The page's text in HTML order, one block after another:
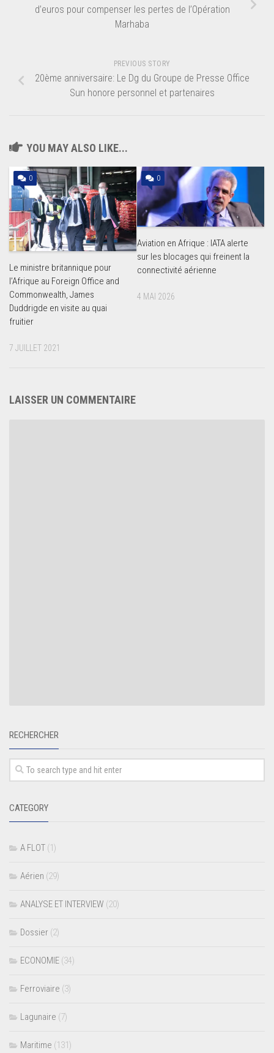
d’euros pour compenser les pertes de l’Opération
Marhaba
PREVIOUS STORY
20ème anniversaire: Le Dg du Groupe de Presse Office
Sun honore personnel et partenaires
YOU MAY ALSO LIKE...
0
Le ministre britannique pour
l’Afrique au Foreign Office and
Commonwealth, James
Duddrigde en visite au quai
fruitier
7 JUILLET 2021
0
Aviation en Afrique : IATA alerte
sur les blocages qui freinent la
connectivité aérienne
4 MAI 2026
LAISSER UN COMMENTAIRE
RECHERCHER
CATEGORY
A FLOT (1)
Aérien (29)
ANALYSE ET INTERVIEW (20)
Dossier (2)
ECONOMIE (34)
Ferroviaire (3)
Lagunaire (7)
Maritime (131)